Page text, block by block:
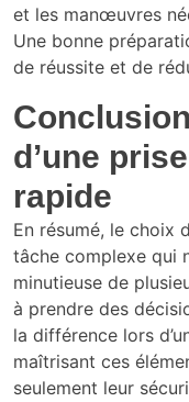
et les manœuvres
Une bonne
de réussite et de
d’une
rapide
En résumé, le choix
tâche complexe qui
minutieuse de
à prendre des
la différence lors
maîtrisant ces
seulement leur